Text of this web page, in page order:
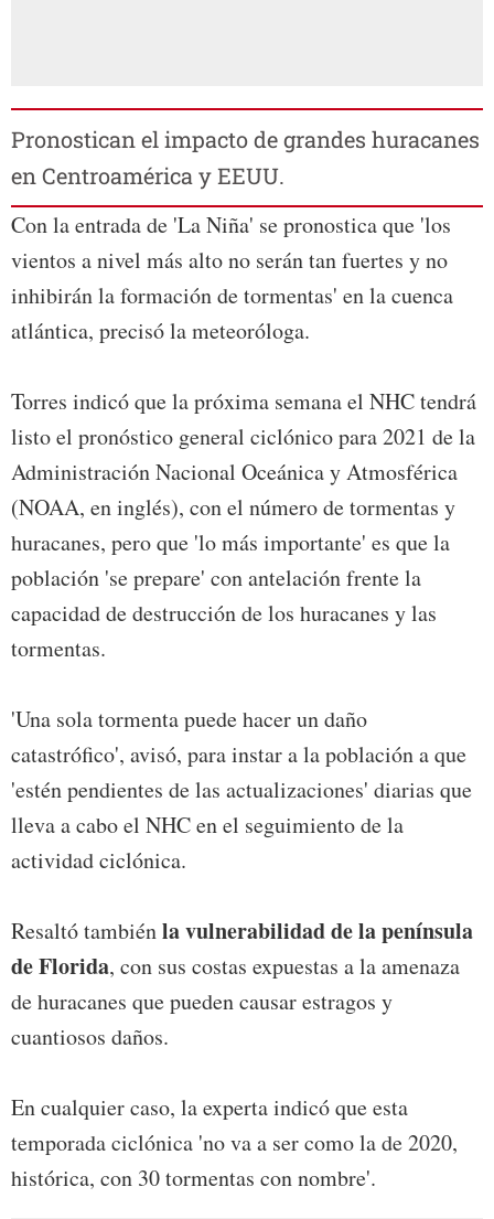
Pronostican el impacto de grandes huracanes
en Centroamérica y EEUU.
Con la entrada de 'La Niña' se pronostica que 'los
vientos a nivel más alto no serán tan fuertes y no
inhibirán la formación de tormentas' en la cuenca
atlántica, precisó la meteoróloga.
Torres indicó que la próxima semana el NHC tendrá
listo el pronóstico general ciclónico para 2021 de la
Administración Nacional Oceánica y Atmosférica
(NOAA, en inglés), con el número de tormentas y
huracanes, pero que 'lo más importante' es que la
población 'se prepare' con antelación frente la
capacidad de destrucción de los huracanes y las
tormentas.
'Una sola tormenta puede hacer un daño
catastrófico', avisó, para instar a la población a que
'estén pendientes de las actualizaciones' diarias que
lleva a cabo el NHC en el seguimiento de la
actividad ciclónica.
Resaltó tambiénla vulnerabilidad de la península
de Florida, con sus costas expuestas a la amenaza
de huracanes que pueden causar estragos y
cuantiosos daños.
En cualquier caso, la experta indicó que esta
temporada ciclónica 'no va a ser como la de 2020,
histórica, con 30 tormentas con nombre'.